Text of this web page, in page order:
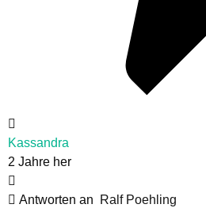
Kassandra
2 Jahre her
Antworten an
Ralf Poehling